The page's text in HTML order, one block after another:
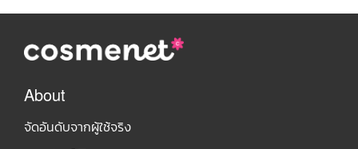
About
จัดอันดับจากผู้ใช้จริง